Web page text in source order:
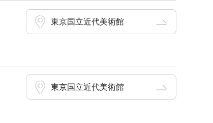
東京国立近代美術館
東京国立近代美術館